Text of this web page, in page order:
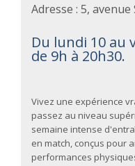
Adresse : 5,
Du lundi 10 au
de 9h à 20h30.
Vivez une expérience
passez au niveau
semaine intense
en match, conçus pour
performances